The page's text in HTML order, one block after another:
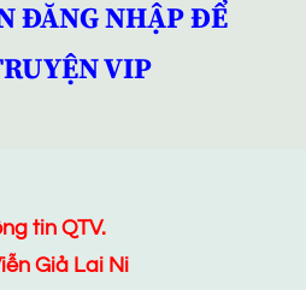
ĐĂNG NHẬP ĐỂ
VIP
tin QTV.
Giả Lai Ni